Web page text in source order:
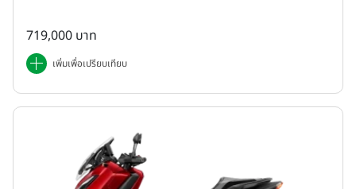
719,000 บาท
เพิ่มเพื่อเปรียบเทียบ